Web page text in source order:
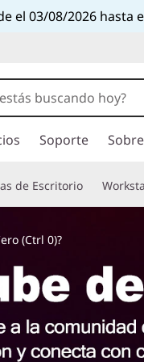
el 03/08/2026 hasta
Soporte
de Escritorio
(Ctrl 0)?